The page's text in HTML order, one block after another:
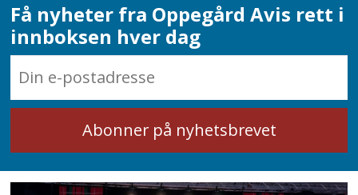
Få nyheter fra Oppegård Avis rett i
innboksen hver dag